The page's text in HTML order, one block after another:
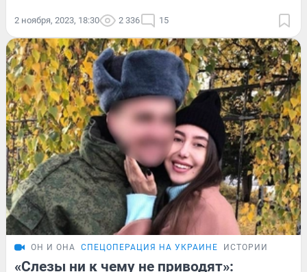
2 ноября, 2023, 18:30 2 336 15
ОН И ОНА СПЕЦОПЕРАЦИЯ НА УКРАИНЕ ИСТОРИИ
«Слезы ни к чему не приводят»: